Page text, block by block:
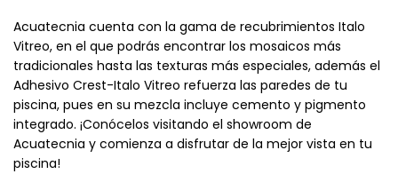
Acuatecnia cuenta con la gama de recubrimientos Italo
Vitreo, en el que podrás encontrar los mosaicos más
tradicionales hasta las texturas más especiales, además el
Adhesivo Crest-Italo Vitreo refuerza las paredes de tu
piscina, pues en su mezcla incluye cemento y pigmento
integrado. ¡Conócelos visitando el showroom de
Acuatecnia y comienza a disfrutar de la mejor vista en tu
piscina!